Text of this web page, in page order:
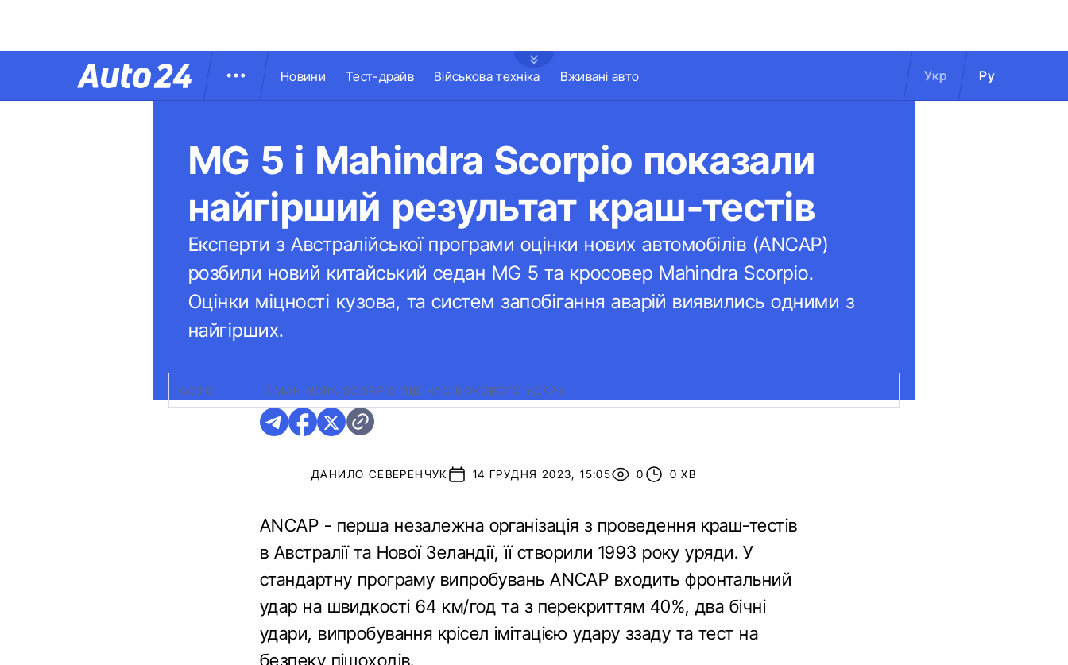
Новини Тест-драйв Військова техніка Вживані авто Укр Ру
MG 5 і Mahindra Scorpio показали
найгірший результат краш-тестів
Експерти з Австралійської програми оцінки нових автомобілів (ANCAP)
розбили новий китайський седан MG 5 та кросовер Mahindra Scorpio.
Оцінки міцності кузова, та систем запобігання аварій виявились одними з
найгірших.
ФОТО: MAHINDRA SCORPIO ПІД ЧАС БОКОВОГО УДАРУ
ДАНИЛО СЕВЕРЕНЧУК 14 ГРУДНЯ 2023, 15:05 0 0 ХВ
ANCAP - перша незалежна організація з проведення краш-тестів
в Австралії та Нової Зеландії, її створили 1993 року уряди. У
стандартну програму випробувань ANCAP входить фронтальний
удар на швидкості 64 км/год та з перекриттям 40%, два бічні
удари, випробування крісел імітацією удару ззаду та тест на
безпеку пішоходів.